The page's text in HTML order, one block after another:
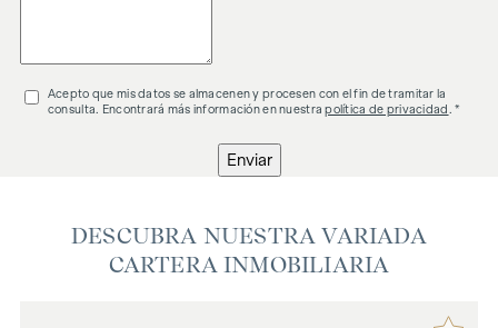
Acepto que mis datos se almacenen y procesen con el fin de tramitar la
consulta. Encontrará más información en nuestrapolítica de privacidad . *
Enviar
DESCUBRA NUESTRA VARIADA
CARTERA INMOBILIARIA